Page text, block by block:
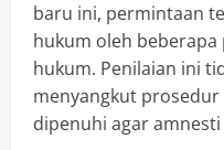
baru ini, permintaan
hukum oleh beberapa
hukum. Penilaian ini
menyangkut
dipenuhi agar